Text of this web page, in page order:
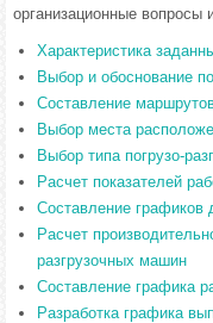
организационные
Характеристика
Выбор и обоснование
Составление
Выбор места
Выбор типа погрузо-
Расчет показателей
Составление графиков
Расчет
разгрузочных машин
Составление графика
Разработка графика